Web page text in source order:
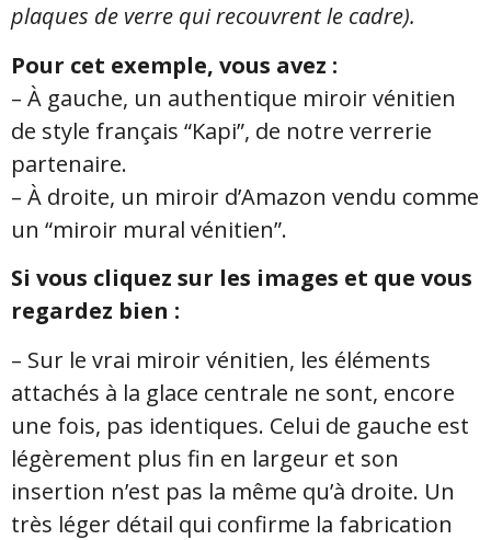
plaques de verre qui recouvrent le cadre).
Pour cet exemple, vous avez :
– À gauche, un authentique miroir vénitien
de style français “Kapi”, de notre verrerie
partenaire.
– À droite, un miroir d’Amazon vendu comme
un “miroir mural vénitien”.
Si vous cliquez sur les images et que vous
regardez bien :
– Sur le vrai miroir vénitien, les éléments
attachés à la glace centrale ne sont, encore
une fois, pas identiques. Celui de gauche est
légèrement plus fin en largeur et son
insertion n’est pas la même qu’à droite. Un
très léger détail qui confirme la fabrication